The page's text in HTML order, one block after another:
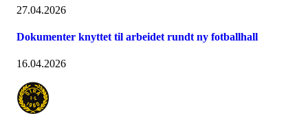
27.04.2026
Dokumenter knyttet til arbeidet rundt ny fotballhall
16.04.2026